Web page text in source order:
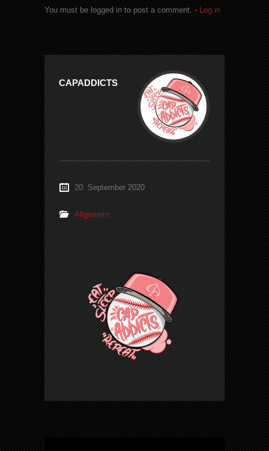
You must be logged in to post a comment. -Log in
CAPADDICTS
20. September 2020
Allgemein